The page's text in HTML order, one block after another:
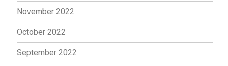
November 2022
October 2022
September 2022